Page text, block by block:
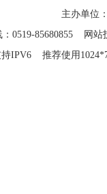
主办单位
0519-85680855 网站
持IPV6 推荐使用